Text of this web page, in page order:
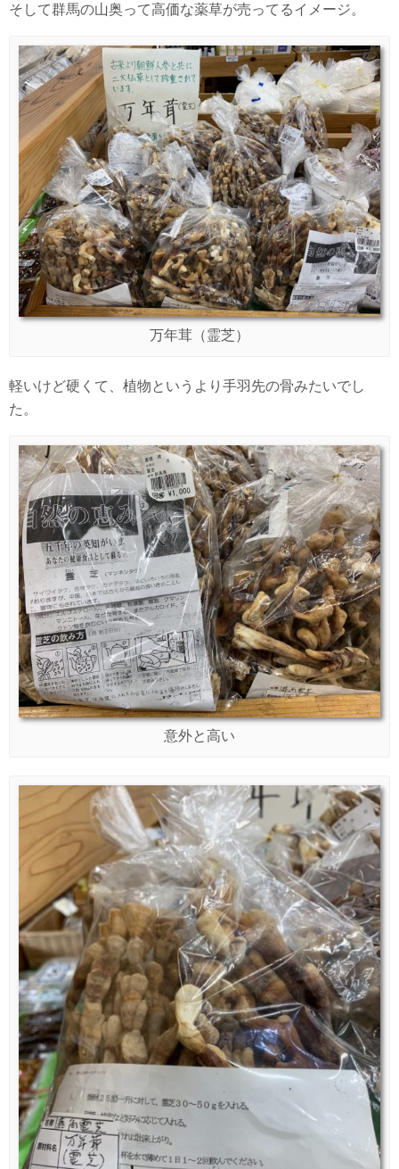
そして群馬の山奥って高価な薬草が売ってるイメージ。
万年茸（霊芝）
軽いけど硬くて、植物というより手羽先の骨みたいでし
た。
意外と高い